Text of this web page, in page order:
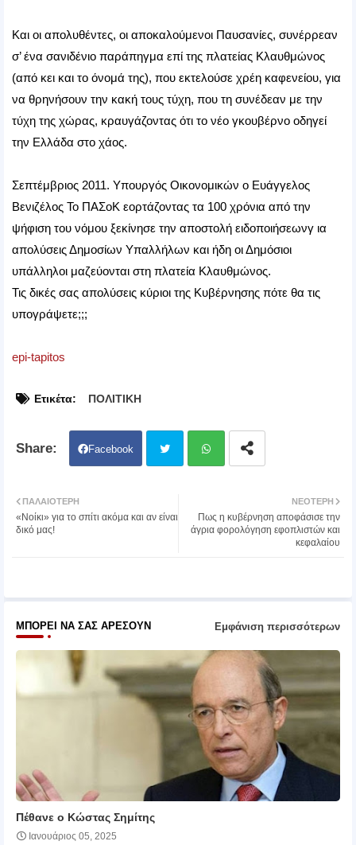
Και οι απολυθέντες, οι αποκαλούμενοι Παυσανίες, συνέρρεαν
σ’ ένα σανιδένιο παράπηγμα επί της πλατείας Κλαυθμώνος
(από κει και το όνομά της), που εκτελούσε χρέη καφενείου, για
να θρηνήσουν την κακή τους τύχη, που τη συνέδεαν με την
τύχη της χώρας, κραυγάζοντας ότι το νέο γκουβέρνο οδηγεί
την Ελλάδα στο χάος.
Σεπτέμβριος 2011. Υπουργός Οικονομικών ο Ευάγγελος
Βενιζέλος Το ΠΑΣοΚ εορτάζοντας τα 100 χρόνια από την
ψήφιση του νόμου ξεκίνησε την αποστολή ειδοποιήσεωνγ ια
απολύσεις Δημοσίων Υπαλλήλων και ήδη οι Δημόσιοι
υπάλληλοι μαζεύονται στη πλατεία Κλαυθμώνος.
Τις δικές σας απολύσεις κύριοι της Κυβέρνησης πότε θα τις
υπογράψετε;;;
epi-tapitos
Ετικέτα: ΠΟΛΙΤΙΚΗ
Facebook
ter atsa
ΝΕΌΤΕΡΗ
Πως η κυβέρνηση αποφάσισε την
άγρια φορολόγηση εφοπλιστών και
κεφαλαίου
ΠΑΛΑΙΌΤΕΡΗ
«Νοίκι» για το σπίτι ακόμα και αν είναι
δικό μας!
ΜΠΟΡΕΊ ΝΑ ΣΑΣ ΑΡΈΣΟΥΝ Εμφάνιση περισσότερων
Πέθανε ο Κώστας Σημίτης
Ιανουάριος 05, 2025